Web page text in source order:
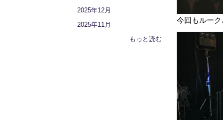
2025年12月
2025年11月
もっと読む
今回もルー